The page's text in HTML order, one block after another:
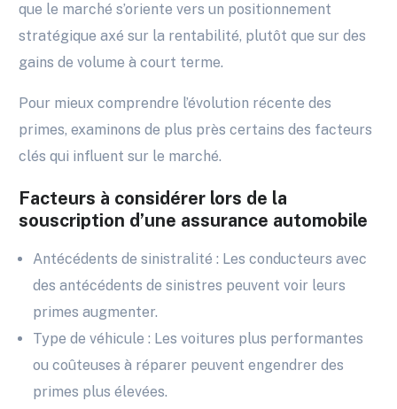
que le marché s’oriente vers un positionnement
stratégique axé sur la rentabilité, plutôt que sur des
gains de volume à court terme.
Pour mieux comprendre l’évolution récente des
primes, examinons de plus près certains des facteurs
clés qui influent sur le marché.
Facteurs à considérer lors de la
souscription d’une assurance automobile
Antécédents de sinistralité : Les conducteurs avec
des antécédents de sinistres peuvent voir leurs
primes augmenter.
Type de véhicule : Les voitures plus performantes
ou coûteuses à réparer peuvent engendrer des
primes plus élevées.